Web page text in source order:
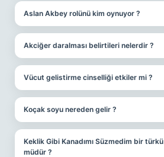
Aslan Akbey rolünü kim oynuyor ?
Akciğer daralması belirtileri nelerdir ?
Vücut gelistirme cinselliği etkiler mi ?
Koçak soyu nereden gelir ?
Keklik Gibi Kanadımı Süzmedim bir türkü
müdür ?